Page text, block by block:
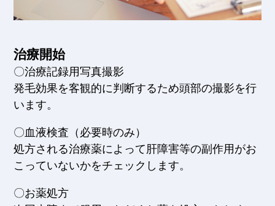
治療開始
〇治療記録用写真撮影
発毛効果を客観的に判断するため頭部の撮影を行
います。
〇血液検査（必要時のみ）
処方される治療薬によって肝障害等の副作用がお
こっていないかをチェックします。
〇お薬処方